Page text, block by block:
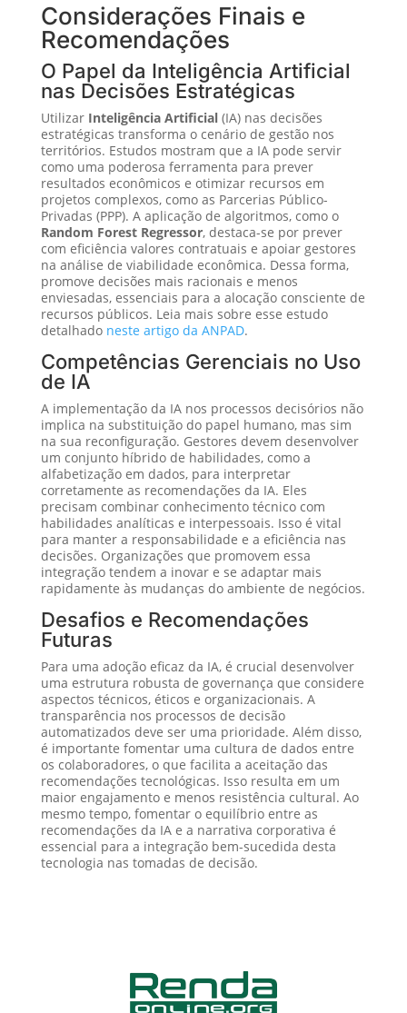
Considerações Finais e
Recomendações
O Papel da Inteligência Artificial
nas Decisões Estratégicas
Utilizar Inteligência Artificial(IA) nas decisões
estratégicas transforma o cenário de gestão nos
territórios. Estudos mostram que a IA pode servir
como uma poderosa ferramenta para prever
resultados econômicos e otimizar recursos em
projetos complexos, como as Parcerias Público-
Privadas (PPP). A aplicação de algoritmos, como o
Random Forest Regressor, destaca-se por prever
com eficiência valores contratuais e apoiar gestores
na análise de viabilidade econômica. Dessa forma,
promove decisões mais racionais e menos
enviesadas, essenciais para a alocação consciente de
recursos públicos. Leia mais sobre esse estudo
detalhado neste artigo da ANPAD.
Competências Gerenciais no Uso
de IA
A implementação da IA nos processos decisórios não
implica na substituição do papel humano, mas sim
na sua reconfiguração. Gestores devem desenvolver
um conjunto híbrido de habilidades, como a
alfabetização em dados, para interpretar
corretamente as recomendações da IA. Eles
precisam combinar conhecimento técnico com
habilidades analíticas e interpessoais. Isso é vital
para manter a responsabilidade e a eficiência nas
decisões. Organizações que promovem essa
integração tendem a inovar e se adaptar mais
rapidamente às mudanças do ambiente de negócios.
Desafios e Recomendações
Futuras
Para uma adoção eficaz da IA, é crucial desenvolver
uma estrutura robusta de governança que considere
aspectos técnicos, éticos e organizacionais. A
transparência nos processos de decisão
automatizados deve ser uma prioridade. Além disso,
é importante fomentar uma cultura de dados entre
os colaboradores, o que facilita a aceitação das
recomendações tecnológicas. Isso resulta em um
maior engajamento e menos resistência cultural. Ao
mesmo tempo, fomentar o equilíbrio entre as
recomendações da IA e a narrativa corporativa é
essencial para a integração bem-sucedida desta
tecnologia nas tomadas de decisão.